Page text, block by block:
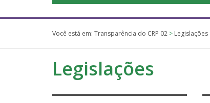
Você está em: Transparência do CRP 02 > Legislações
Legislações